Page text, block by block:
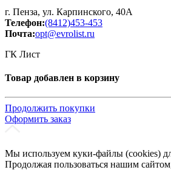
г. Пенза, ул. Карпинского, 40А
Телефон:(8412)453-453
Почта:opt@evrolist.ru
ГК Лист
Товар добавлен в корзину
Продолжить покупки
Оформить заказ
Мы используем куки-файлы (cookies)
Продолжая пользоваться нашим